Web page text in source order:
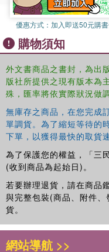
優惠方式： 加入即送50元購
購物須知
外文書商品之書封，為出
版社所提供之現有版本為
殊，匯率將依實際狀況做調
無庫存之商品，在您完成
單調貨。為了縮短等待的
下單，以獲得最快的取貨
為了保護您的權益，「三
(收到商品為起始日)。
若要辦理退貨，請在商品
與完整包裝(商品、附件
貨。
網站導航 >>